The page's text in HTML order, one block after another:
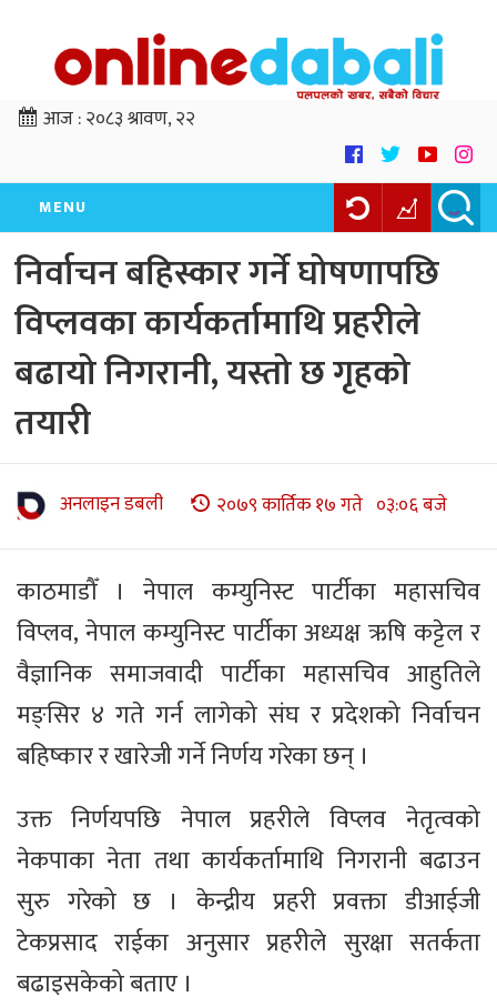
आज :२०८३ श्रावण, २२
MENU
निर्वाचन बहिस्कार गर्ने घोषणापछि
विप्लवका कार्यकर्तामाथि प्रहरीले
बढायो निगरानी, यस्तो छ गृहको
तयारी
अनलाइन डबली २०७९ कार्तिक १७ गते ०३:०६ बजे
काठमाडौँ । नेपाल कम्युनिस्ट पार्टीका महासचिव
विप्लव, नेपाल कम्युनिस्ट पार्टीका अध्यक्ष ऋषि कट्टेल र
वैज्ञानिक समाजवादी पार्टीका महासचिव आहुतिले
मङ्सिर ४ गते गर्न लागेको संघ र प्रदेशको निर्वाचन
बहिष्कार र खारेजी गर्ने निर्णय गरेका छन् ।
उक्त निर्णयपछि नेपाल प्रहरीले विप्लव नेतृत्वको
नेकपाका नेता तथा कार्यकर्तामाथि निगरानी बढाउन
सुरु गरेको छ । केन्द्रीय प्रहरी प्रवक्ता डीआईजी
टेकप्रसाद राईका अनुसार प्रहरीले सुरक्षा सतर्कता
बढाइसकेको बताए ।